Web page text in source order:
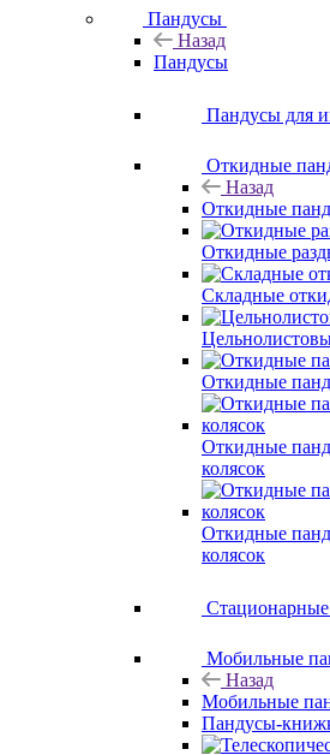
Пандусы
Назад
Пандусы
Пандусы для
Откидные
Назад
Откидные
Откидные
Складные
Откидные
Откидные
колясок
Откидные
колясок
Мобильные
Назад
Мобильные
Пандусы-